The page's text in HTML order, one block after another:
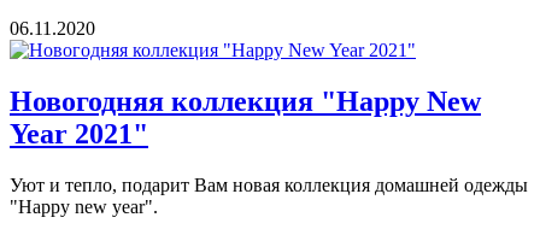
06.11.2020
Новогодняя коллекция "Happy New
Year 2021"
Уют и тепло, подарит Вам новая коллекция домашней одежды
"Happy new year".